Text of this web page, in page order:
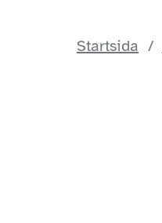
Startsida